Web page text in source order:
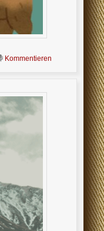
Kommentieren